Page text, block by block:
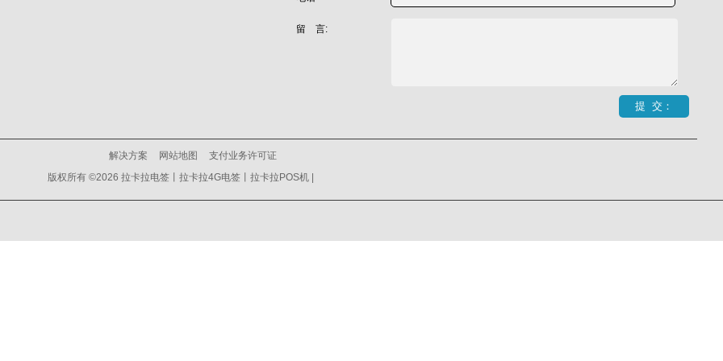
留 言:
解决方案 网站地图
支付业务许可证
版权所有 ©2026 拉卡拉电签丨拉卡拉4G电签丨拉卡拉POS机 |